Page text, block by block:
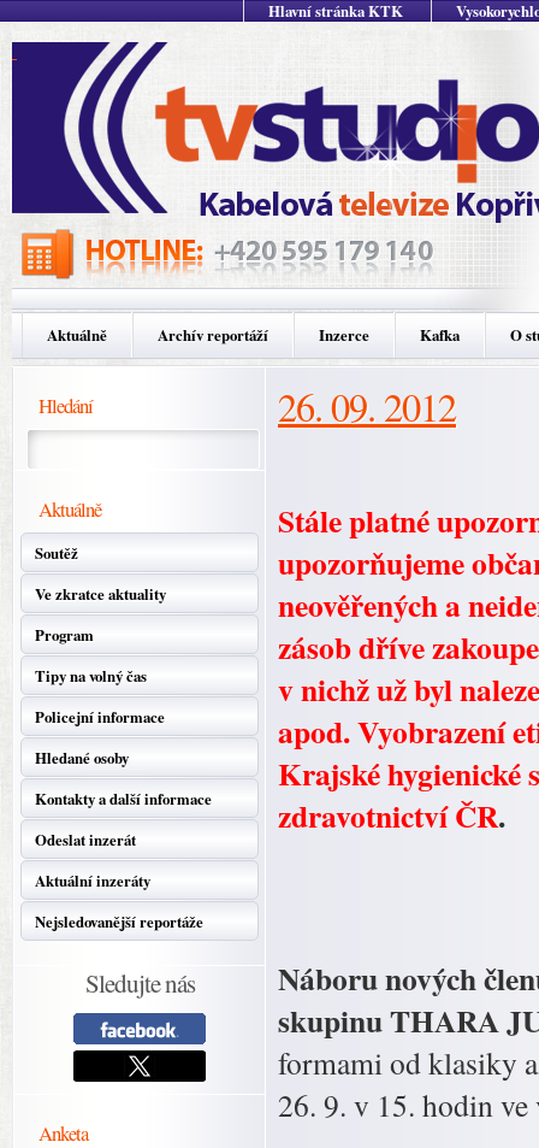
Hlavní stránka KTK
Aktuálně Archív reportáží Inzerce Kafka O
Hledání
Aktuálně
Soutěž
Ve zkratce aktuality
Program
Tipy na volný čas
Policejní informace
Hledané osoby
Kontakty a další informace
Odeslat inzerát
Aktuální inzeráty
Nejsledovanější reportáže
Sledujte nás
Anketa
26. 09. 2012
Stále platné
upozorňujeme
neověřených a
zásob dříve
v nichž už byl
apod. Vyobrazení
Krajské hygienické
zdravotnictví ČR.
Náboru nových
skupinu THARA
formami od klasiky
26. 9. v 15. hodin